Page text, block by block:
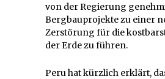
von der Regierung
Bergbauprojekte zu einer
Zerstörung für die
der Erde zu führen.
Peru hat kürzlich erklärt,